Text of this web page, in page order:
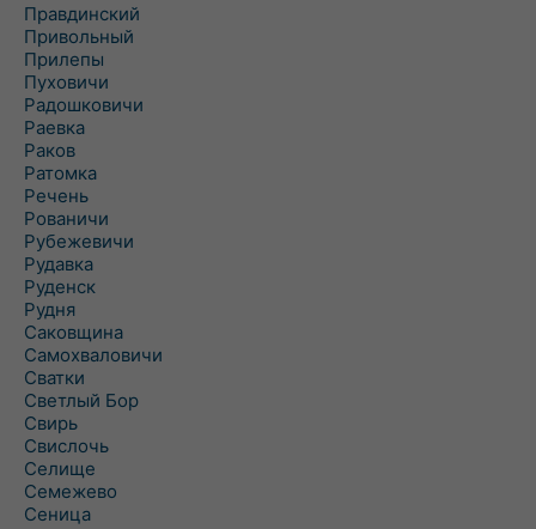
Правдинский
Привольный
Прилепы
Пуховичи
Радошковичи
Раевка
Раков
Ратомка
Речень
Рованичи
Рубежевичи
Рудавка
Руденск
Рудня
Саковщина
Самохваловичи
Сватки
Светлый Бор
Свирь
Свислочь
Селище
Семежево
Сеница